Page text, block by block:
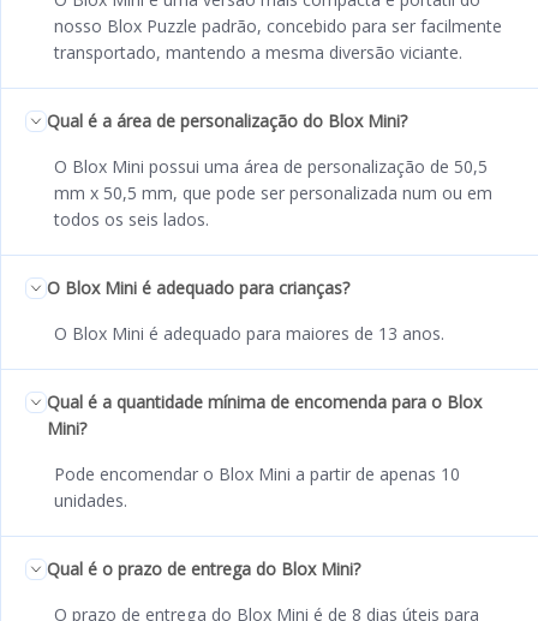
nosso Blox Puzzle padrão, concebido para ser facilmente
transportado, mantendo a mesma diversão viciante.
Qual é a área de personalização do Blox Mini?
O Blox Mini possui uma área de personalização de 50,5
mm x 50,5 mm, que pode ser personalizada num ou em
todos os seis lados.
O Blox Mini é adequado para crianças?
O Blox Mini é adequado para maiores de 13 anos.
Qual é a quantidade mínima de encomenda para o Blox
Mini?
Pode encomendar o Blox Mini a partir de apenas 10
unidades.
Qual é o prazo de entrega do Blox Mini?
O prazo de entrega do Blox Mini é de 8 dias úteis para